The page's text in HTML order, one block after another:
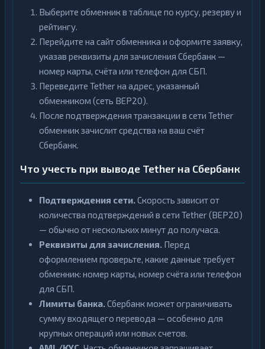
Выберите обменник в таблице по курсу, резерву и
рейтингу.
Перейдите на сайт обменника и оформите заявку,
указав реквизиты для зачисления Сбербанк —
номер карты, счёта или телефон для СБП.
Переведите Tether на адрес, указанный
обменником (сеть BEP20).
После подтверждения транзакции в сети Tether
обменник зачислит средства на ваш счёт
Сбербанк.
Что учесть при выводе Tether на Сбербанк
Подтверждения сети.Скорость зависит от
количества подтверждений в сети Tether (BEP20)
— обычно от нескольких минут до получаса.
Реквизиты для зачисления. Перед
оформлением проверьте, какие данные требует
обменник: номер карты, номер счёта или телефон
для СБП.
Лимиты банка.Сбербанк может ограничивать
сумму входящего перевода — особенно для
крупных операций или новых счетов.